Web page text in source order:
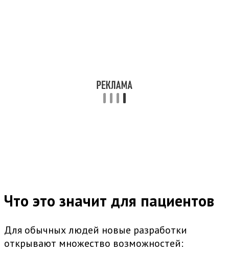
Что это значит для пациентов
Для обычных людей новые разработки
открывают множество возможностей: